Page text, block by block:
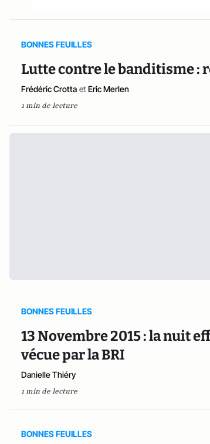
BONNES FEUILLES
Lutte contre le banditisme :
Frédéric Crotta et Eric Merlen
1 min de lecture
BONNES FEUILLES
13 Novembre 2015 : la nuit
vécue par la BRI
Danielle Thiéry
1 min de lecture
BONNES FEUILLES